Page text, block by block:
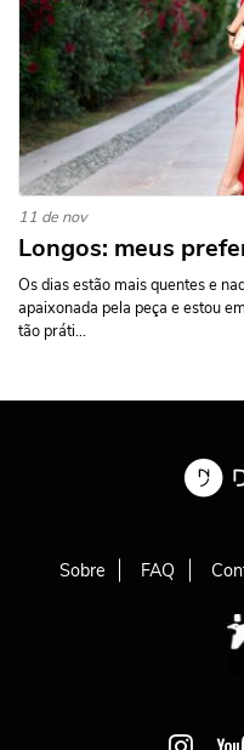
11 de nov
Longos: meus
Os dias estão mais quentes e
apaixonada pela peça e estou
tão práti...
Sobre FAQ